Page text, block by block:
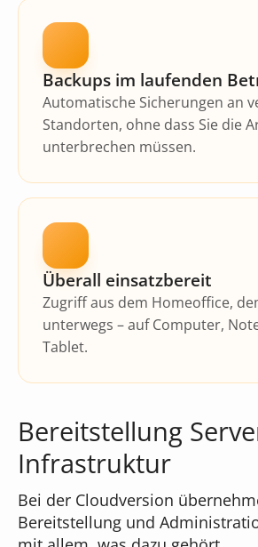
Server mieten
Was kostet iMikel?
Versionshinweise
Textbearbeitung
Preisübersicht
für Administratoren
für Webdesigner
Das sagen unsere
Backups im laufenden
Automatische Sicherungen an
Standorten, ohne dass Sie die
unterbrechen müssen.
Überall einsatzbereit
Zugriff aus dem Homeoffice,
unterwegs – auf Computer,
Tablet.
Bereitstellung
Infrastruktur
Bei der Cloudversion
Bereitstellung und